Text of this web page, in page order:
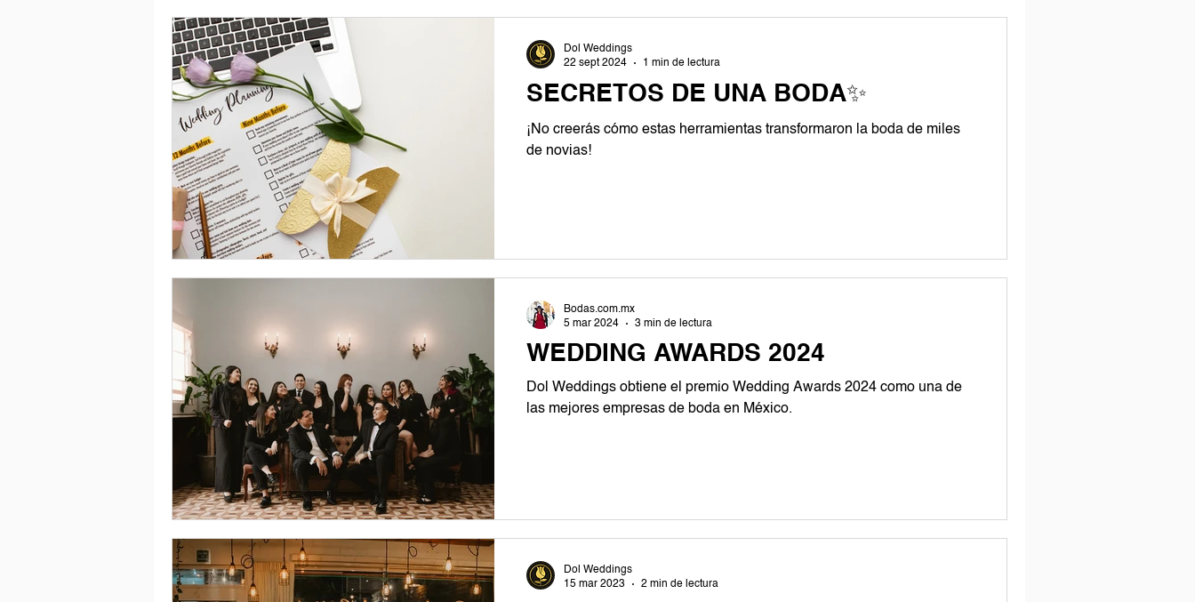
SECRETOS DE UNA BODA✨
¡No creerás cómo estas herramientas transformaron la boda de miles
de novias!
Dol Weddings
22 sept 2024
1 min de lectura
WEDDING AWARDS 2024
Dol Weddings obtiene el premio Wedding Awards 2024 como una de
las mejores empresas de boda en México.
Bodas.com.mx
5 mar 2024
3 min de lectura
Dol Weddings
15 mar 2023
2 min de lectura